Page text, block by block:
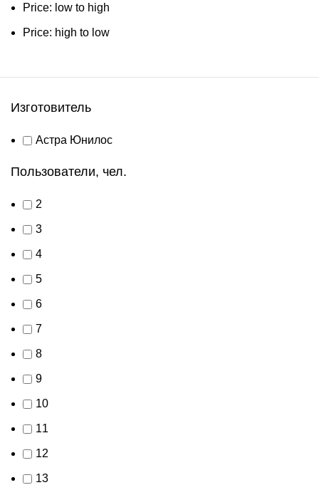
Price: low to high
Price: high to low
Изготовитель
Астра Юнилос
Пользователи, чел.
2
3
4
5
6
7
8
9
10
11
12
13